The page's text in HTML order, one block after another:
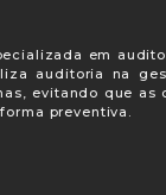
em
auditoria na
evitando que as
preventiva.